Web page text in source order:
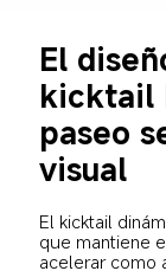
El
kicktail
paseo
visual
El kicktail
que mantiene
acelerar como